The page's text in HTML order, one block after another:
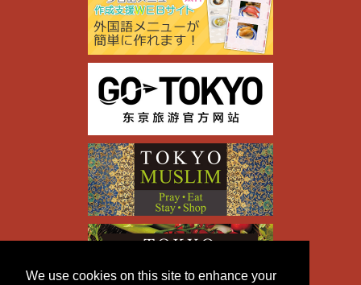
We use cookies on this site to enhance your